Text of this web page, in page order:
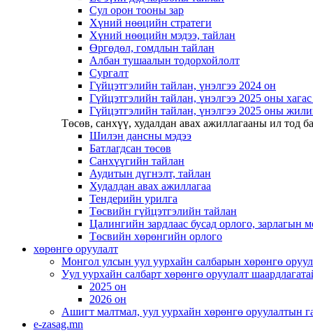
Сул орон тооны зар
Хүний нөөцийн стратеги
Хүний нөөцийн мэдээ, тайлан
Өргөдөл, гомдлын тайлан
Албан тушаалын тодорхойлолт
Сургалт
Гүйцэтгэлийн тайлан, үнэлгээ 2024 он
Гүйцэтгэлийн тайлан, үнэлгээ 2025 оны
Гүйцэтгэлийн тайлан, үнэлгээ 2025 оны
Төсөв, санхүү, худалдан авах ажиллагааны ил тод
Шилэн дансны мэдээ
Батлагдсан төсөв
Санхүүгийн тайлан
Аудитын дүгнэлт, тайлан
Худалдан авах ажиллагаа
Тендерийн урилга
Төсвийн гүйцэтгэлийн тайлан
Цалингийн зардлаас бусад орлого, зарлагын
Төсвийн хөрөнгийн орлого
хөрөнгө оруулалт
Монгол улсын уул уурхайн салбарын хөрөнгө
Уул уурхайн салбарт хөрөнгө оруулалт
2025 он
2026 он
Ашигт малтмал, уул уурхайн хөрөнгө оруулалтын
e-zasag.mn